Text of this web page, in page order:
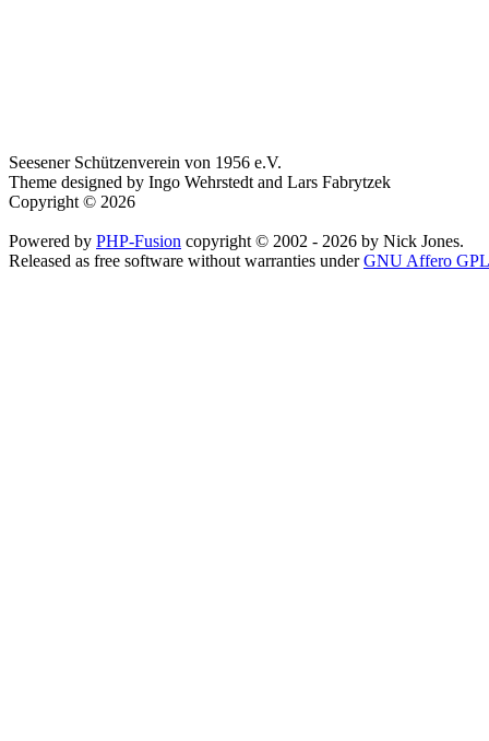
Seesener Schützenverein von 1956 e.V.
Theme designed by Ingo Wehrstedt and Lars Fabrytzek
Copyright © 2026
Powered by PHP-Fusion copyright © 2002 - 2026 by Nick Jones.
Released as free software without warranties underGNU Affero GPL